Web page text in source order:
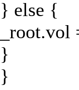
} else {
}
}